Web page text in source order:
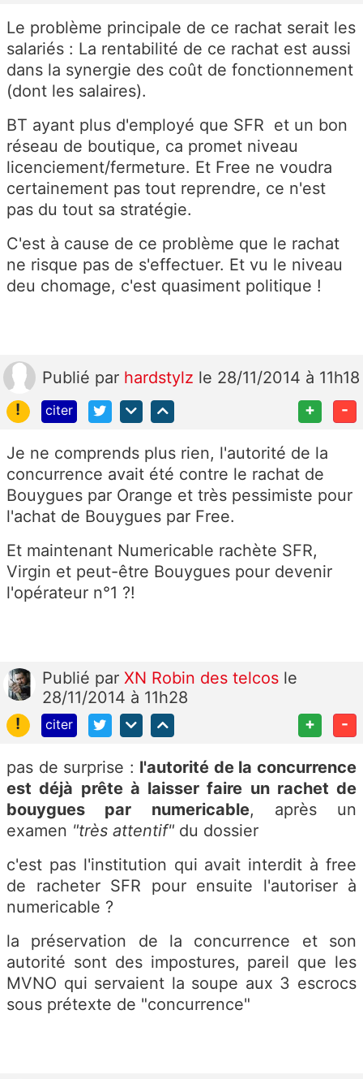
Le problème principale de ce rachat serait les
salariés : La rentabilité de ce rachat est aussi
dans la synergie des coût de fonctionnement
(dont les salaires).
BT ayant plus d'employé que SFR et un bon
réseau de boutique, ca promet niveau
licenciement/fermeture. Et Free ne voudra
certainement pas tout reprendre, ce n'est
pas du tout sa stratégie.
C'est à cause de ce problème que le rachat
ne risque pas de s'effectuer. Et vu le niveau
deu chomage, c'est quasiment politique !
Publié par hardstylz le 28/11/2014 à 11h18
!
citer + -
Je ne comprends plus rien, l'autorité de la
concurrence avait été contre le rachat de
Bouygues par Orange et très pessimiste pour
l'achat de Bouygues par Free.
Et maintenant Numericable rachète SFR,
Virgin et peut-être Bouygues pour devenir
l'opérateur n°1 ?!
Publié par XN Robin des telcos le
28/11/2014 à 11h28
!
citer + -
pas de surprise : l'autorité de la concurrence
est déjà prête à laisser faire un rachet de
bouygues par numericable, après un
examen "très attentif" du dossier
c'est pas l'institution qui avait interdit à free
de racheter SFR pour ensuite l'autoriser à
numericable ?
la préservation de la concurrence et son
autorité sont des impostures, pareil que les
MVNO qui servaient la soupe aux 3 escrocs
sous prétexte de "concurrence"